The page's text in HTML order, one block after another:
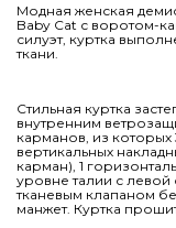
Модная женская
Baby Cat с воротом-
силуэт, куртка
ткани.
Стильная куртка
внутренним
карманов, из которых
вертикальных
карман), 1
уровне талии с левой
тканевым клапаном
манжет. Куртка